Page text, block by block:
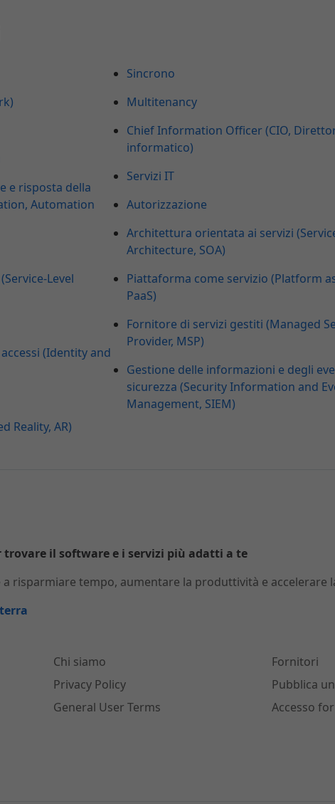
e risposta della
Automation
Level
(Identity and
Reality, AR)
Sincrono
Multitenancy
Chief Information Officer (CIO,
informatico)
Servizi IT
Autorizzazione
Architettura orientata ai servizi
Architecture, SOA)
Piattaforma come servizio (Platform
PaaS)
Fornitore di servizi gestiti (Managed
Provider, MSP)
Gestione delle informazioni e degli
sicurezza (Security Information and
Management, SIEM)
il software e i servizi più adatti a te
risparmiare tempo, aumentare la produttività e accelerare
Chi siamo
Privacy Policy
General User Terms
Fornitori
Pubblica
Accesso